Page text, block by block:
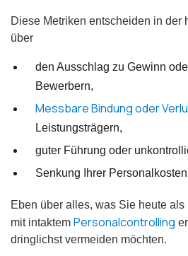
Diese Metriken entscheiden in der
über
den Ausschlag zu Gewinn
Bewerbern,
Messbare Bindung oder
Leistungsträgern,
guter Führung oder
Senkung Ihrer
Eben über alles, was Sie heute
mit intaktem Personalcontrolling
dringlichst vermeiden möchten.